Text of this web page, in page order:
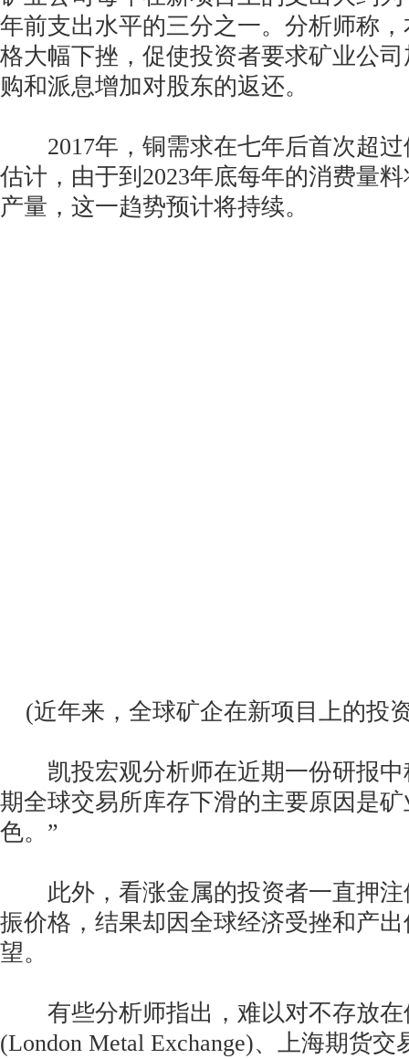
年前支出水平的三分之一。分析师称
格大幅下挫，促使投资者要求矿业公
购和派息增加对股东的返还。
2017年，铜需求在七年后首次超过
估计，由于到2023年底每年的消费量
产量，这一趋势预计将持续。
(近年来，全球矿企在新项目上的投
凯投宏观分析师在近期一份研报中
期全球交易所库存下滑的主要原因是
色。”
此外，看涨金属的投资者一直押注
振价格，结果却因全球经济受挫和产
望。
有些分析师指出，难以对不存放在
(London Metal Exchange)、上海期货交